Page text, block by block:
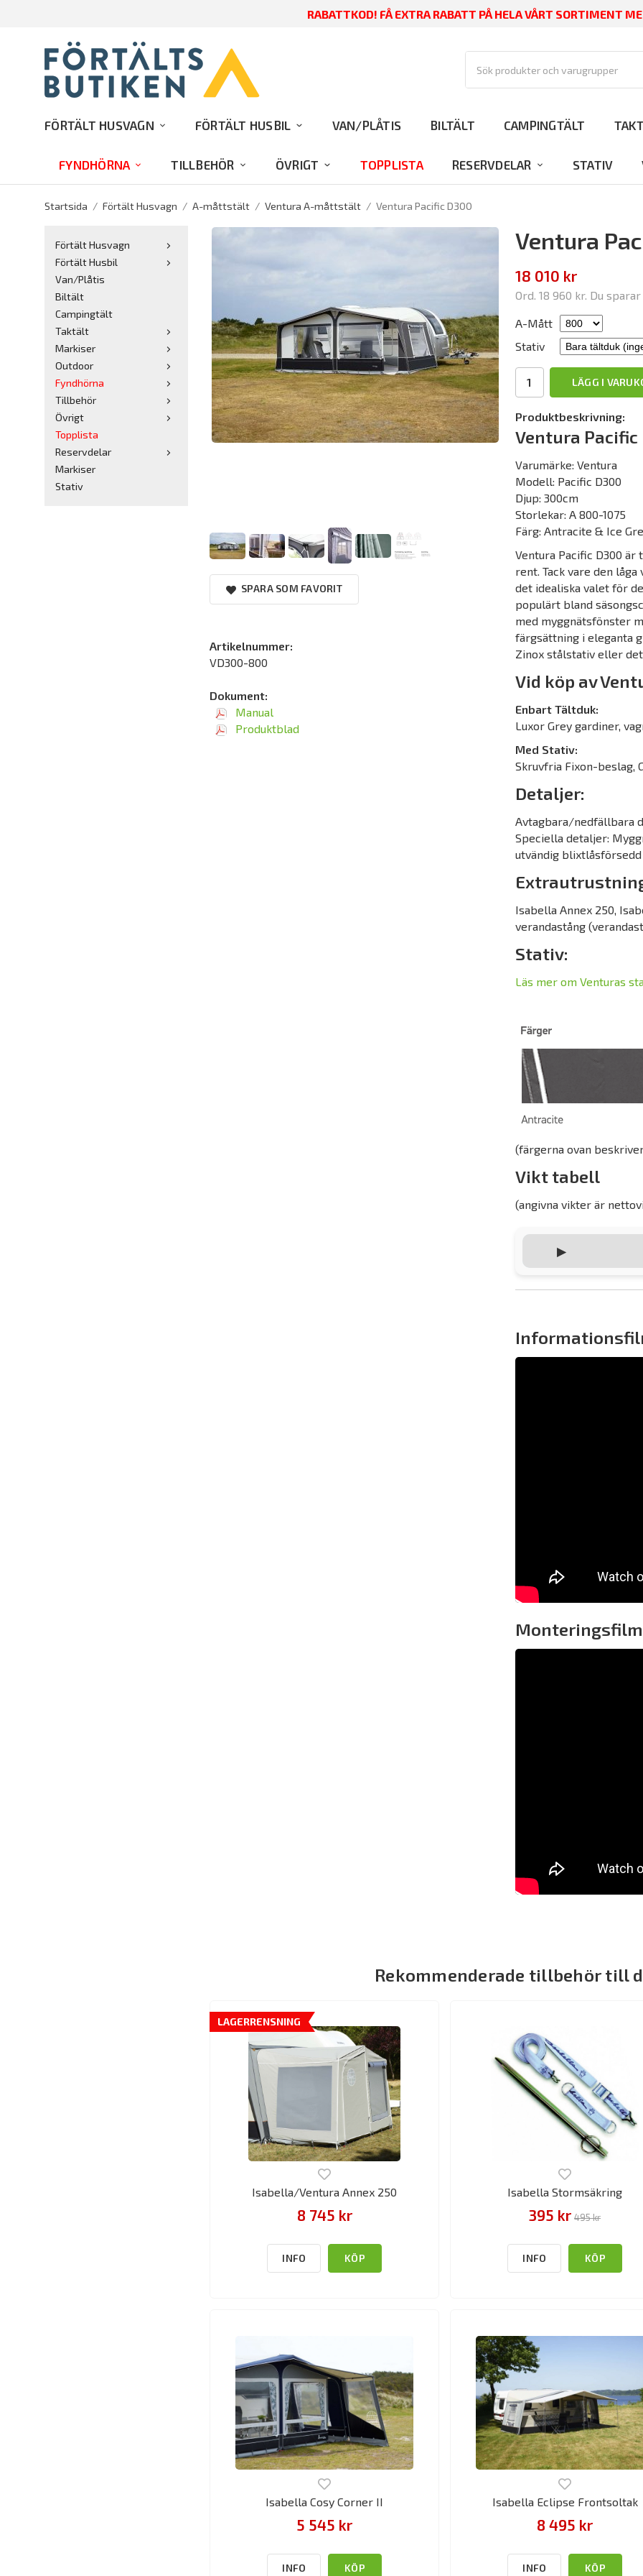
RABATTKOD! FÅ EXTRA RABATT PÅ HELA VÅRT SORTIMENT MED
FÖRTÄLT HUSVAGN FÖRTÄLT HUSBIL VAN/PLÅTIS BILTÄLT CAMPINGTÄLT
FYNDHÖRNA TILLBEHÖR ÖVRIGT TOPPLISTA RESERVDELAR STATIV
Startsida / Förtält Husvagn / A-måttstält / Ventura A-måttstält / Ventura Pacific D300
Förtält Husvagn
Förtält Husbil
Van/Plåtis
Biltält
Campingtält
Taktält
Markiser
Outdoor
Fyndhörna
Tillbehör
Övrigt
Topplista
Reservdelar
Markiser
Stativ
Ventura
18 010 kr
Ord. 18 960 kr. Du sparar
A-Mått
Stativ
LÄGG I
Produktbeskrivning:
Ventura Pacific
Varumärke: Ventura
Modell: Pacific D300
Djup: 300cm
Storlekar: A 800-1075
Färg: Antracite & Ice
Ventura Pacific D300
rent. Tack vare den
det idealiska valet för
populärt bland
med myggnätsfönster
färgsättning i eleganta
Zinox stålstativ eller
Vid köp av
Enbart Tältduk:
Luxor Grey gardiner,
Med Stativ:
Skruvfria Fixon-beslag,
Detaljer:
Avtagbara/nedfällbara
Speciella detaljer:
utvändig
Isabella Annex 250,
verandastång
Stativ:
Läs mer om Venturas
(färgerna ovan
Vikt tabell
(angivna vikter är
Monteringsfilm
SPARA SOM FAVORIT
Artikelnummer:
VD300-800
Dokument:
Manual
Produktblad
Rekommenderade tillbehör till
LAGERRENSNING
Isabella/Ventura Annex 250
8 745 kr
INFO KÖP
Isabella Stormsäkring
395 kr 495 kr
INFO KÖP
Isabella Cosy Corner II
5 545 kr
INFO KÖP
Isabella Eclipse Frontsoltak
8 495 kr
INFO KÖP